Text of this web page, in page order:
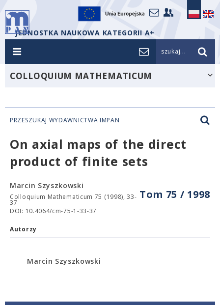
JEDNOSTKA NAUKOWA KATEGORII A+
szukaj...
COLLOQUIUM MATHEMATICUM
PRZESZUKAJ WYDAWNICTWA IMPAN
On axial maps of the direct
product of finite sets
Tom 75 / 1998
Marcin Szyszkowski
Colloquium Mathematicum 75 (1998), 33-
37
DOI: 10.4064/cm-75-1-33-37
Autorzy
Marcin Szyszkowski